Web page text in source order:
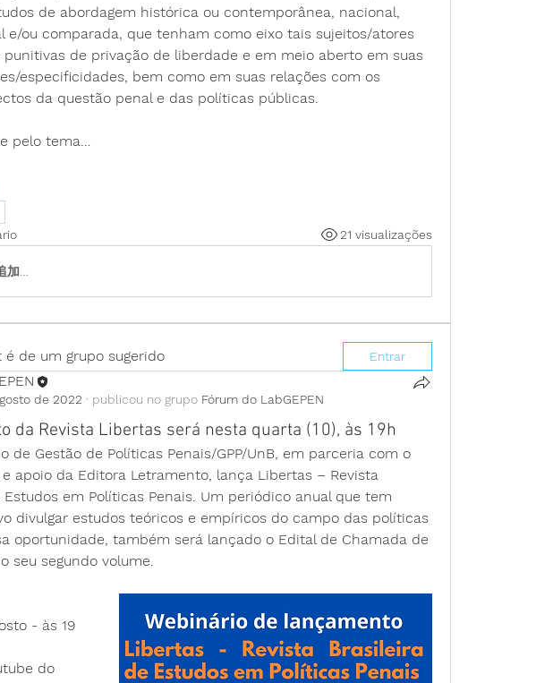
de abordagem histórica ou contemporânea, nacional,
e/ou comparada, que tenham como eixo tais sujeitos/atores
de privação de liberdade e em meio aberto em suas
especificidades, bem como em suas relações com os
da questão penal e das políticas públicas.
pelo tema…
21 visualizações
加…
é de um grupo sugerido Entrar
de 2022 · publicou no grupo Fórum do LabGEPEN
da Revista Libertas será nesta quarta (10), às 19h
de Gestão de Políticas Penais/GPP/UnB, em parceria com o
e apoio da Editora Letramento, lança Libertas – Revista
em Políticas Penais. Um periódico anual que tem
divulgar estudos teóricos e empíricos do campo das políticas
oportunidade, também será lançado o Edital de Chamada de
seu segundo volume.
- às 19
do